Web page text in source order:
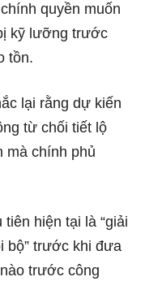
quyền muốn
kỹ lưỡng trước
tồn.
lại rằng dự kiến
từ chối tiết lộ
mà chính phủ
hiện tại là “giải
bộ” trước khi đưa
trước công